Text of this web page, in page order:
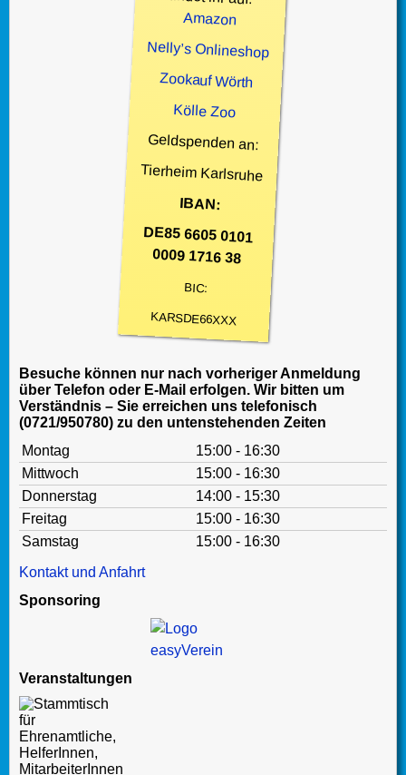
Amazon
Nelly’s Onlineshop
Zookauf Wörth
Kölle Zoo
Geldspenden an:
Tierheim Karlsruhe
IBAN:
DE85 6605 0101
0009 1716 38
BIC:
KARSDE66XXX
Besuche können nur nach vorheriger Anmeldung
über Telefon oder E-Mail erfolgen. Wir bitten um
Verständnis – Sie erreichen uns telefonisch
(0721/950780) zu den untenstehenden Zeiten
Montag
15:00 - 16:30
Mittwoch
15:00 - 16:30
Donnerstag
14:00 - 15:30
Freitag
15:00 - 16:30
Samstag
15:00 - 16:30
Kontakt und Anfahrt
Sponsoring
Veranstaltungen